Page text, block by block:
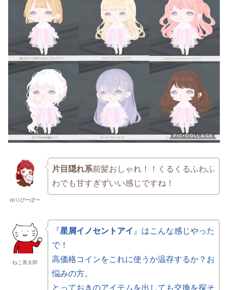
ゆりぴーぽー
片目隠れ系前髪おしゃれ！！くるくるふわふ
わでも甘すぎずいい感じですね！
ねこ茶太郎
『星屑イノセントアイ 』はこんな感じやった
で！
高価格コインをこれに使うか温存するか？お
悩みの方。
とっておきのアイテムを出しても交換を探そ